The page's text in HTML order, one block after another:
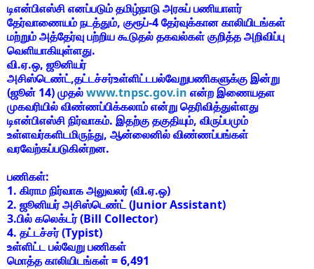
டிஎன்பிஎஸ்சி எனப்படும் தமிழ்நாடு அரசுப் பணியாளர்
தேர்வாணையம் நடத்தும், குரூப்-4 தேர்வுக்கான காலியிடங்கள்
மற்றும் அத்தேர்வு பற்றிய கூடுதல் தகவல்கள் குறித்த அறிவிப்பு
வெளியாகியுள்ளது.
வி.ஏ.ஒ, ஜூனியர்
அசிஸ்டெண்ட்,தட்டச்சர்உள்ளிட்டபல்வேறுபணிகளுக்கு இன்று
(ஜூன் 14) முதல்www.tnpsc.gov.in என்ற இணையதள
முகவரியில் விண்ணப்பிக்கலாம் என்று தெரிவித்துள்ளது
டிஎன்பிஎஸ்சி நிர்வாகம். இதற்கு தகுதியும், விருப்பமும்
உள்ளவர்களிடமிருந்து, ஆன்லைனில் விண்ணப்பங்கள்
வரவேற்கப்படுகின்றன.
பணிகள்:
1. கிராம நிர்வாக அலுவலர் (வி.ஏ.ஒ)
2. ஜூனியர் அசிஸ்டெண்ட் (Junior Assistant)
3.பில் கலெக்டர் (Bill Collector)
4. தட்டச்சர் (Typist)
உள்ளிட்ட பல்வேறு பணிகள்
மொத்த காலியிடங்கள் =6,491